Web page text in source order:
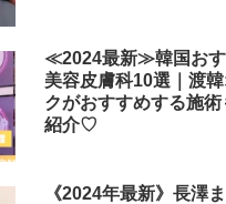
≪2024最新≫韓国お
美容皮膚科10選｜渡韓
クがおすすめする施術
紹介♡
《2024年最新》長澤